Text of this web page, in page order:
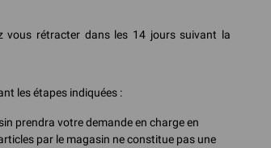
vous rétracter dans les 14 jours suivant la
les étapes indiquées :
prendra votre demande en charge en
par le magasin ne constitue pas une